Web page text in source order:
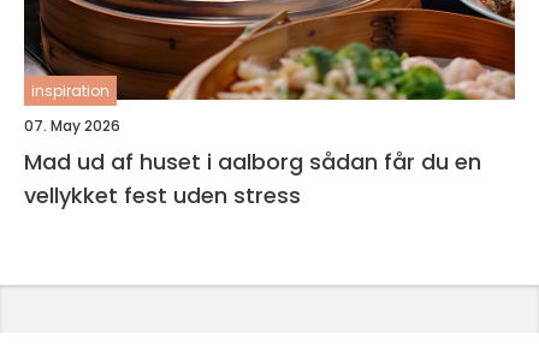
inspiration
07. May 2026
Mad ud af huset i aalborg sådan får du en
vellykket fest uden stress